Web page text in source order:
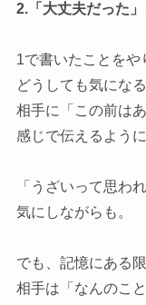
2.「大丈夫だった
1で書いたことをや
どうしても気にな
相手に「この前は
感じで伝えるよう
「うざいって思わ
気にしながらも。
でも、記憶にある
相手は「なんのこと